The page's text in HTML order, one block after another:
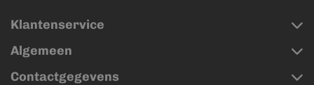
Klantenservice
Algemeen
Contactgegevens